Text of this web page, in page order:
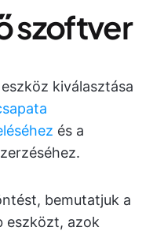
szoftver
kiválasztása
és a
bemutatjuk a
eszközt, azok